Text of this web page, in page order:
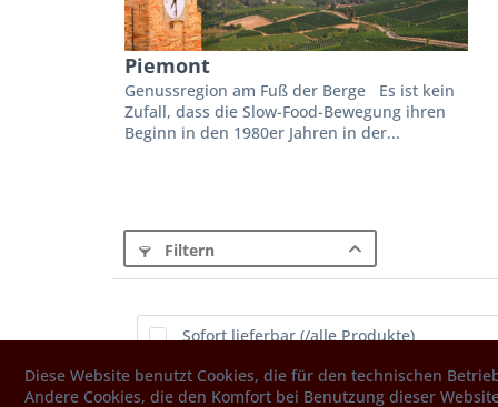
Piemont
Genussregion am Fuß der Berge Es ist kein
Zufall, dass die Slow-Food-Bewegung ihren
Beginn in den 1980er Jahren in der...
Filtern
Sofort lieferbar (/alle Produkte)
Diese Website benutzt Cookies, die für den technischen
Andere Cookies, die den Komfort bei Benutzung dieser